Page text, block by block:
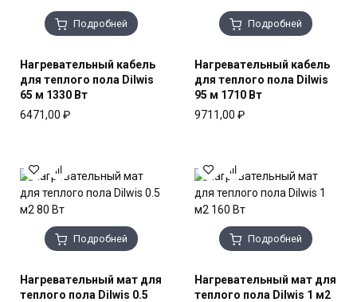
Подробней
Нагревательный кабель
для теплого пола Dilwis
65 м 1330 Вт
6471,00 ₽
Подробней
Нагревательный кабель
для теплого пола Dilwis
95 м 1710 Вт
9711,00 ₽
Подробней
Нагревательный мат для
теплого пола Dilwis 0.5
Подробней
Нагревательный мат для
теплого пола Dilwis 1 м2